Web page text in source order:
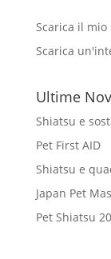
Scarica il
Scarica
Ultime
Shiatsu e
Pet First AID
Shiatsu e
Japan Pet
Pet Shiatsu